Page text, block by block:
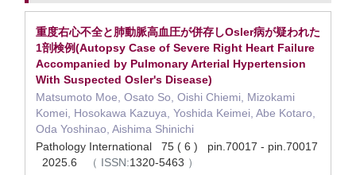
重度右心不全と肺動脈高血圧が併存しOsler病が疑われた
1剖検例(Autopsy Case of Severe Right Heart Failure
Accompanied by Pulmonary Arterial Hypertension
With Suspected Osler's Disease)
Matsumoto Moe, Osato So, Oishi Chiemi, Mizokami
Komei, Hosokawa Kazuya, Yoshida Keimei, Abe Kotaro,
Oda Yoshinao, Aishima Shinichi
Pathology International 75 ( 6 ) pin.70017 - pin.70017
2025.6
（ ISSN:1320-5463 ）